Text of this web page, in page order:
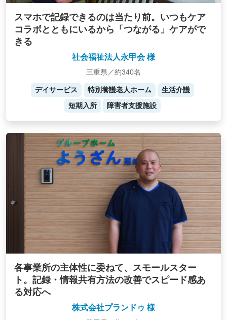
スマホで記録できるのは当たり前。いつもケア
コラボとともにいるから「つながる」ケアがで
きる
社会福祉法人永甲会 様
三重県／約340名
デイサービス 特別養護老人ホーム
生活介護
短期入所
障害者支援施設
各事業所の主体性に委ねて、スモールスター
ト。記録・情報共有方法の改善でスピード感あ
る対応へ
株式会社プランドゥ 様